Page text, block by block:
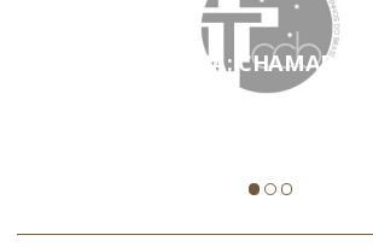
VOCAÇÃO CRISTÃ: CHAMADO